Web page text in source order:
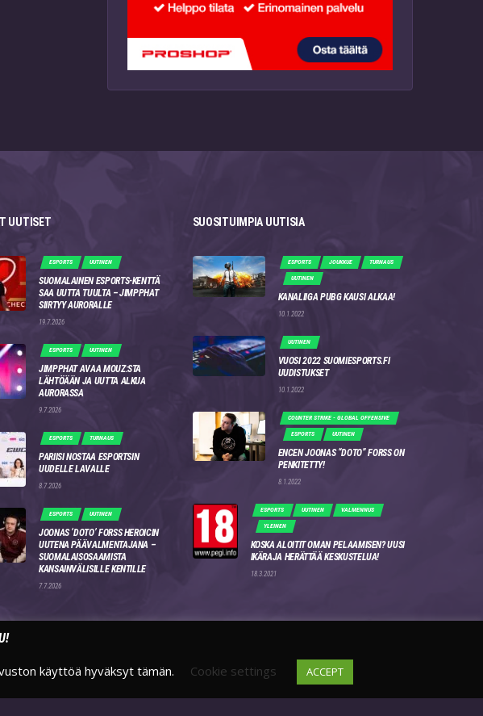
UUTISET
ESPORTS UUTINEN
SUOMALAINEN ESPORTS-KENTTÄ
SAA UUTTA TUULTA – JIMPPHAT
SIIRTYY AURORALLE
19.7.2026
ESPORTS UUTINEN
JIMPPHAT AVAA MOUZ:STA
LÄHTÖÄÄN JA UUTTA ALKUA
AURORASSA
9.7.2026
ESPORTS TURNAUS
PARIISI NOSTAA ESPORTSIN
UUDELLE LAVALLE
8.7.2026
ESPORTS UUTINEN
JOONAS ‘DOTO’ FORSS HEROICIN
UUTENA PÄÄVALMENTAJANA –
SUOMALAISOSAAMISTA
KANSAINVÄLISILLE KENTILLE
7.7.2026
SUOSITUIMPIA UUTISIA
ESPORTS JOUKKUE TURNAUS
UUTINEN
KANALIIGA PUBG KAUSI ALKAA!
10.1.2022
UUTINEN
VUOSI 2022 SUOMIESPORTS.FI
UUDISTUKSET
10.1.2022
COUNTER STRIKE - GLOBAL OFFENSIVE
ESPORTS UUTINEN
ENCEN JOONAS “DOTO” FORSS ON
PENKITETTY!
8.1.2022
ESPORTS UUTINEN VALMENNUS
YLEINEN
KOSKA ALOITIT OMAN PELAAMISEN? UUSI
IKÄRAJA HERÄTTÄÄ KESKUSTELUA!
18.3.2021
TWITCH DISCORD
käyttöä hyväksyt tämän. Cookie settings ACCEPT